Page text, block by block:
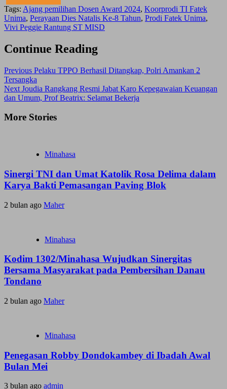
Tags: Ajang pemilihan Dosen Award 2024, Koorprodi TI Fatek
Unima, Perayaan Dies Natalis Ke-8 Tahun, Prodi Fatek Unima,
Vivi Peggie Rantung ST MISD
Continue Reading
Previous Pelaku TPPO Berhasil Ditangkap, Polri Amankan 2
Tersangka
Next Joudia Rangkang Resmi Jabat Karo Kepegawaian Keuangan
dan Umum, Prof Beatrix: Selamat Bekerja
More Stories
Minahasa
Sinergi TNI dan Umat Katolik Rosa Delima dalam
Karya Bakti Pemasangan Paving Blok
2 bulan ago Maher
Minahasa
Kodim 1302/Minahasa Wujudkan Sinergitas
Bersama Masyarakat pada Pembersihan Danau
Tondano
2 bulan ago Maher
Minahasa
Penegasan Robby Dondokambey di Ibadah Awal
Bulan Mei
3 bulan ago admin